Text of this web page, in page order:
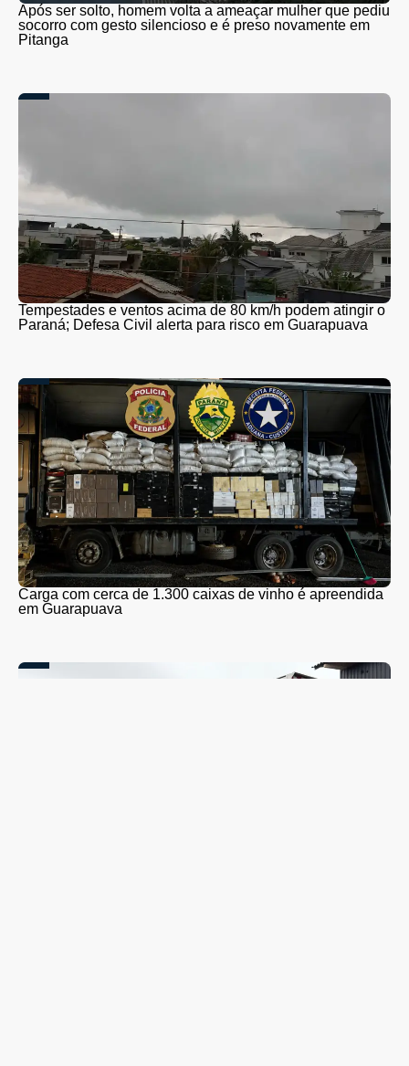
Após ser solto, homem volta a ameaçar mulher que pediu
socorro com gesto silencioso e é preso novamente em
Pitanga
Tempestades e ventos acima de 80 km/h podem atingir o
Paraná; Defesa Civil alerta para risco em Guarapuava
Carga com cerca de 1.300 caixas de vinho é apreendida
em Guarapuava